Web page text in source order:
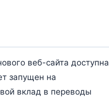
веб-сайта доступна
запущен на
вклад в переводы